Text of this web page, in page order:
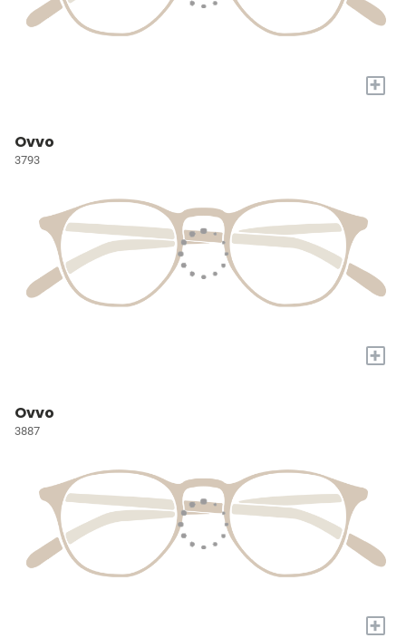
+
Ovvo
3793
+
Ovvo
3887
+